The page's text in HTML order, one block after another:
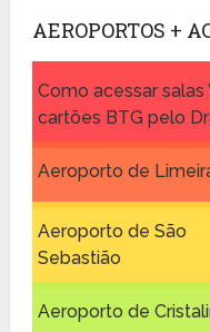
AEROPORTOS +
Como acessar salas
cartões BTG pelo
Aeroporto de
Aeroporto de São
Sebastião
Aeroporto de